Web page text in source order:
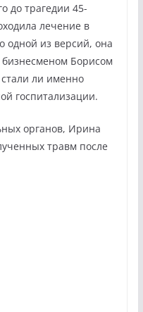
до трагедии 45-
лечение в
одной из версий, она
Борисом
ли именно
госпитализации.
органов, Ирина
травм после